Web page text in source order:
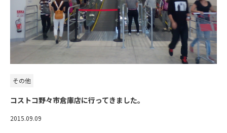
その他
コストコ野々市倉庫店に行ってきました。
2015.09.09